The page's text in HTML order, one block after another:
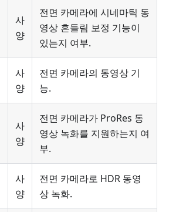
사
양
전면 카메라에 시네마틱 동
영상 흔들림 보정 기능이
있는지 여부.
사
양
전면 카메라의 동영상 기
능.
사
양
전면 카메라가 ProRes 동
영상 녹화를 지원하는지 여
부.
사
양
전면 카메라로 HDR 동영
상 녹화.